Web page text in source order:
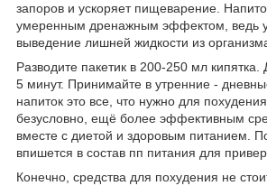
запоров и ускоряет пищеварение.
умеренным дренажным эффектом, ведь
выведение лишней жидкости из
Разводите пакетик в 200-250 мл кипятка.
5 минут. Принимайте в утренние -
напиток это все, что нужно для
безусловно, ещё более эффективным
вместе с диетой и здоровым питанием.
впишется в состав пп питания для
Конечно, средства для похудения не